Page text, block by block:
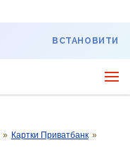
ВСТАНОВИТИ
» Картки Приватбанк »